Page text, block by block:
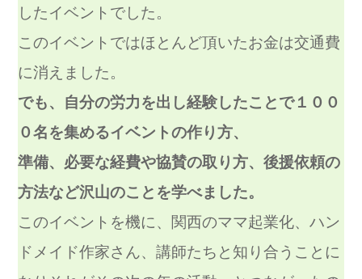
したイベントでした。
このイベントではほとんど頂いたお金は交通費
に消えました。
でも、自分の労力を出し経験したことで１００
０名を集めるイベントの作り方、
準備、必要な経費や協賛の取り方、後援依頼の
方法など沢山のことを学べました。
このイベントを機に、関西のママ起業化、ハン
ドメイド作家さん、講師たちと知り合うことに